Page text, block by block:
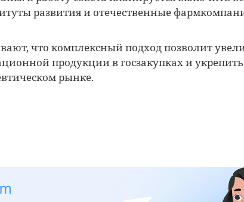
развития и отечественные
что комплексный подход позволит
продукции в госзакупках и
рынке.